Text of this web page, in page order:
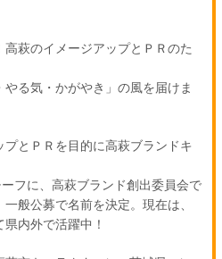
萩のイメージアップとＰＲのた
る気・かがやき」の風を届けま
とＰＲを目的に高萩ブランドキ
フに、高萩ブランド創出委員会で
般公募で名前を決定。現在は、
内外で活躍中！